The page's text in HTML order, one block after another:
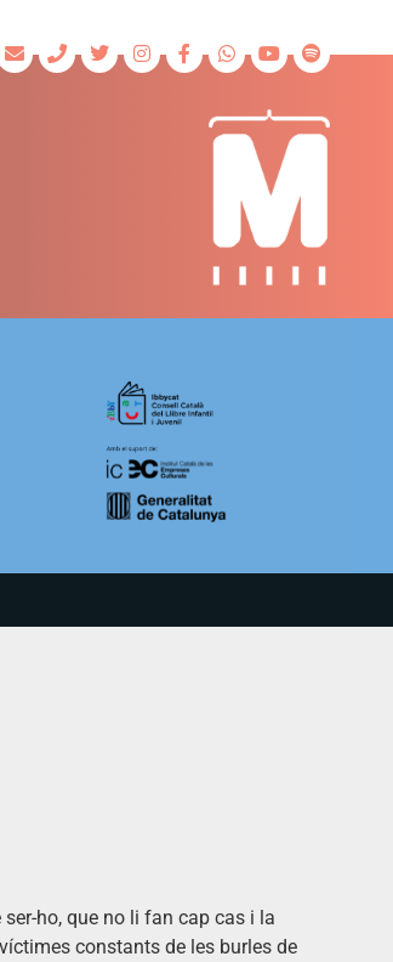
ho, que no li fan cap cas i la
constants de les burles de